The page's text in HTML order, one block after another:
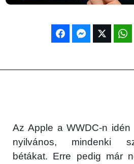
Az Apple a WWDC-n
nyilvános, mindenki
bétákat. Erre pedig már